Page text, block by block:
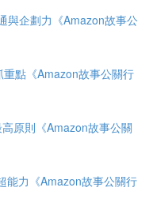
與企劃力《Amazon故事公
點《Amazon故事公關行
原則《Amazon故事公關
能力《Amazon故事公關行